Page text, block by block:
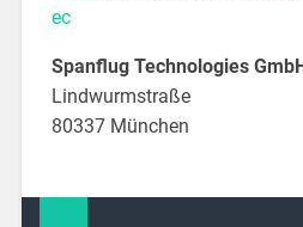
ec
Spanflug Technologies
Lindwurmstraße
80337 München